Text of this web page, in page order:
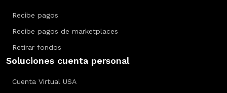
Recibe pagos
Recibe pagos de marketplaces
Retirar fondos
Soluciones cuenta personal
Cuenta Virtual USA